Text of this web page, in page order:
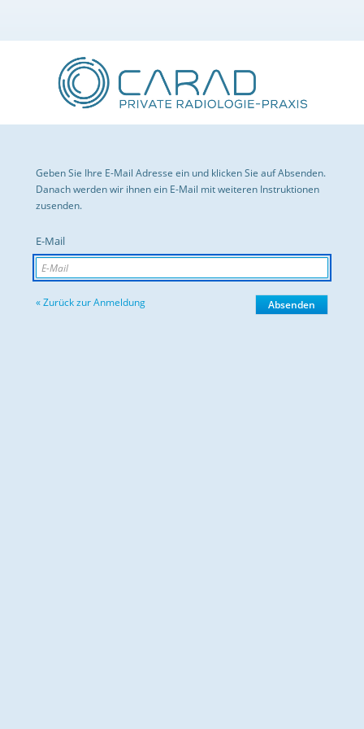
Geben Sie Ihre E-Mail Adresse ein und klicken Sie auf Absenden.
Danach werden wir ihnen ein E-Mail mit weiteren Instruktionen
zusenden.
E-Mail
« Zurück zur Anmeldung